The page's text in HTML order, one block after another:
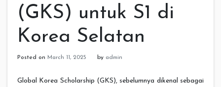
(GKS) untuk S1 di
Korea Selatan
Posted on March 11, 2025 by admin
Global Korea Scholarship (GKS), sebelumnya dikenal sebagai